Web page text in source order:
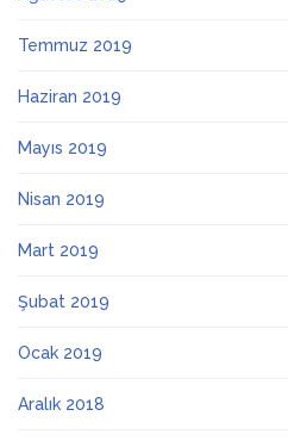
Temmuz 2019
Haziran 2019
Mayıs 2019
Nisan 2019
Mart 2019
Şubat 2019
Ocak 2019
Aralık 2018